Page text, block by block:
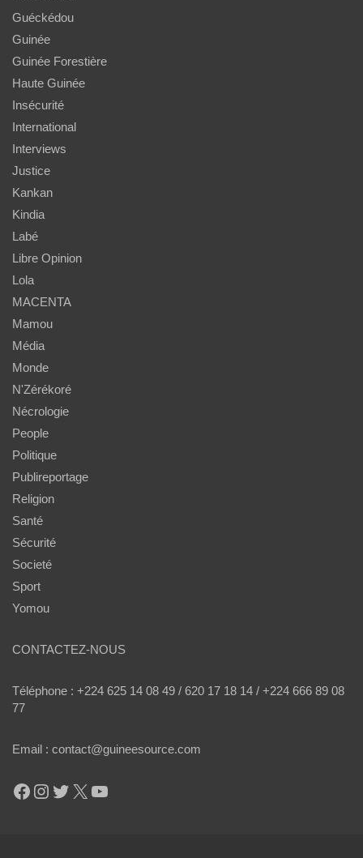
Guéckédou
Guinée
Guinée Forestière
Haute Guinée
Insécurité
International
Interviews
Justice
Kankan
Kindia
Labé
Libre Opinion
Lola
MACENTA
Mamou
Média
Monde
N'Zérékoré
Nécrologie
People
Politique
Publireportage
Religion
Santé
Sécurité
Societé
Sport
Yomou
CONTACTEZ-NOUS
Téléphone : +224 625 14 08 49 / 620 17 18 14 / +224 666 89 08
77
Email : contact@guineesource.com
Facebook
Instagram
Twitter
X YouTube